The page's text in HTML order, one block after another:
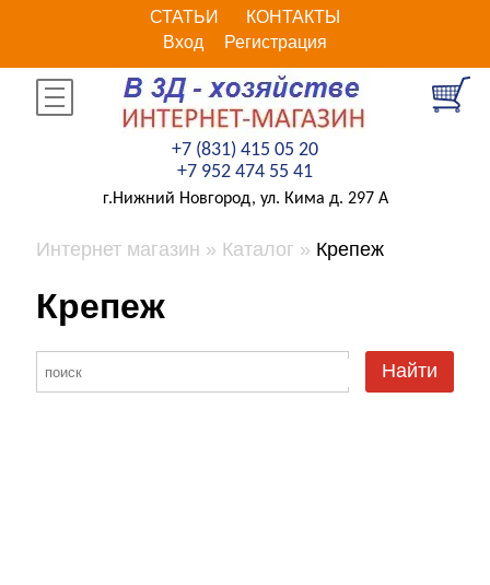
СТАТЬИ
КОНТАКТЫ
Вход
Регистрация
+7 (831) 415 05 20
+7 952 474 55 41
г.Нижний Новгород, ул. Кима д. 297 А
Интернет магазин Каталог Крепеж
Крепеж
Найти